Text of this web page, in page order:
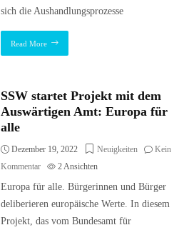
sich die Aushandlungsprozesse
Read More
SSW startet Projekt mit dem
Auswärtigen Amt: Europa für
alle
Dezember 19, 2022 Neuigkeiten
Kein
Kommentar
2Ansichten
Europa für alle. Bürgerinnen und Bürger
deliberieren europäische Werte. In diesem
Projekt, das vom Bundesamt für